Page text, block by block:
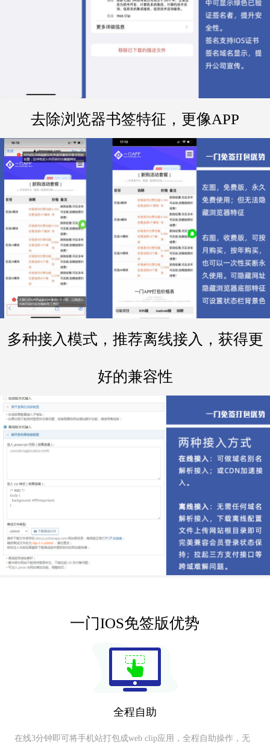
去除浏览器书签特征，更像APP
多种接入模式，推荐离线接入，获得更
好的兼容性
一门IOS免签版优势
全程自助
在线3分钟即可将手机站打包成web clip应用，全程自助操作，无